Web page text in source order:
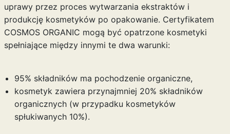
uprawy przez proces wytwarzania ekstraktów i
produkcję kosmetyków po opakowanie. Certyfikatem
COSMOS ORGANIC mogą być opatrzone kosmetyki
spełniające między innymi te dwa warunki:
95% składników ma pochodzenie organiczne,
kosmetyk zawiera przynajmniej 20% składników
organicznych (w przypadku kosmetyków
spłukiwanych 10%).